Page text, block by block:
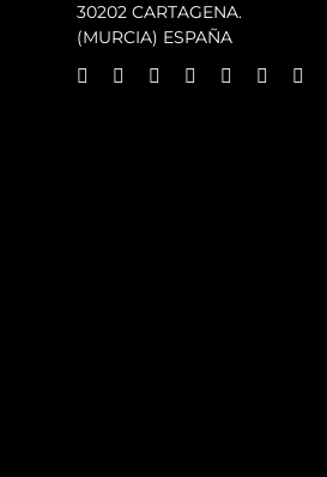
30202 CARTAGENA.
(MURCIA) ESPAÑA